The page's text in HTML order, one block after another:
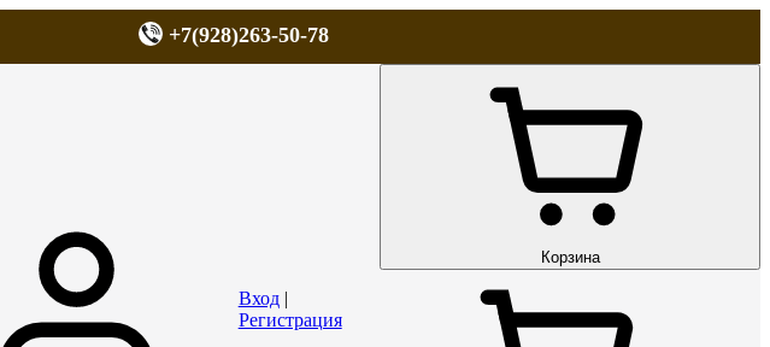
+7(928)263-50-78
ДОСТАВКА
Вход|
Регистрация
Корзина